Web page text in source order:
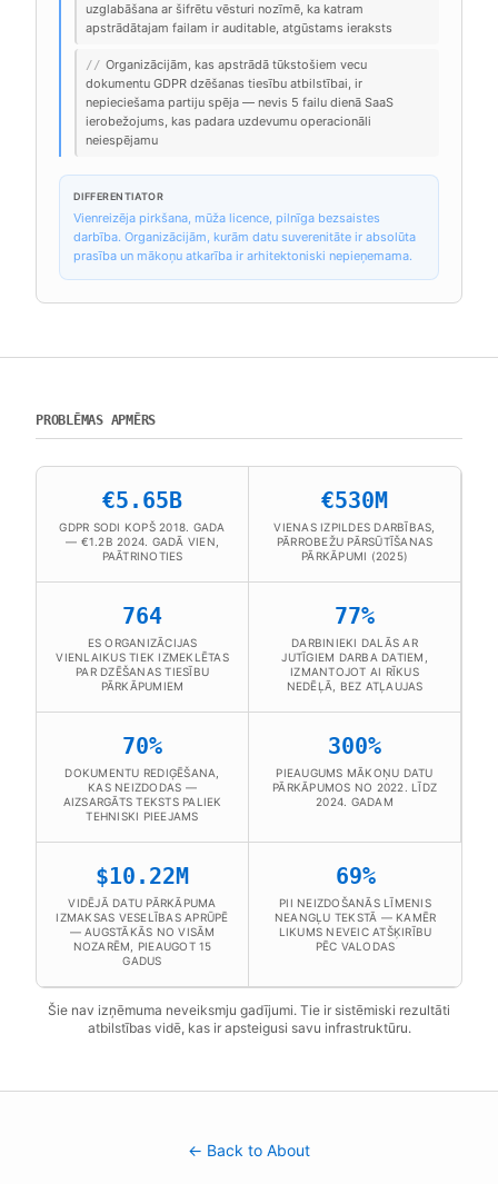
uzglabāšana ar šifrētu vēsturi nozīmē, ka katram
apstrādātajam failam ir auditable, atgūstams ieraksts
// Organizācijām, kas apstrādā tūkstošiem vecu
dokumentu GDPR dzēšanas tiesību atbilstībai, ir
nepieciešama partiju spēja — nevis 5 failu dienā SaaS
ierobežojums, kas padara uzdevumu operacionāli
neiespējamu
DIFFERENTIATOR
Vienreizēja pirkšana, mūža licence, pilnīga bezsaistes
darbība. Organizācijām, kurām datu suverenitāte ir absolūta
prasība un mākoņu atkarība ir arhitektoniski nepieņemama.
PROBLĒMAS APMĒRS
€5.65B
GDPR SODI KOPŠ 2018. GADA
— €1.2B 2024. GADĀ VIEN,
PAĀTRINOTIES
€530M
VIENAS IZPILDES DARBĪBAS,
PĀRROBEŽU PĀRSŪTĪŠANAS
PĀRKĀPUMI (2025)
764
ES ORGANIZĀCIJAS
VIENLAIKUS TIEK IZMEKLĒTAS
PAR DZĒŠANAS TIESĪBU
PĀRKĀPUMIEM
77%
DARBINIEKI DALĀS AR
JUTĪGIEM DARBA DATIEM,
IZMANTOJOT AI RĪKUS
NEDĒĻĀ, BEZ ATĻAUJAS
70%
DOKUMENTU REDIĢĒŠANA,
KAS NEIZDODAS —
AIZSARGĀTS TEKSTS PALIEK
TEHNISKI PIEEJAMS
300%
PIEAUGUMS MĀKOŅU DATU
PĀRKĀPUMOS NO 2022. LĪDZ
2024. GADAM
$10.22M
VIDĒJĀ DATU PĀRKĀPUMA
IZMAKSAS VESELĪBAS APRŪPĒ
— AUGSTĀKĀS NO VISĀM
NOZARĒM, PIEAUGOT 15
GADUS
69%
PII NEIZDOŠANĀS LĪMENIS
NEANGĻU TEKSTĀ — KAMĒR
LIKUMS NEVEIC ATŠĶIRĪBU
PĒC VALODAS
Šie nav izņēmuma neveiksmju gadījumi. Tie ir sistēmiski rezultāti
atbilstības vidē, kas ir apsteigusi savu infrastruktūru.
← Back to About